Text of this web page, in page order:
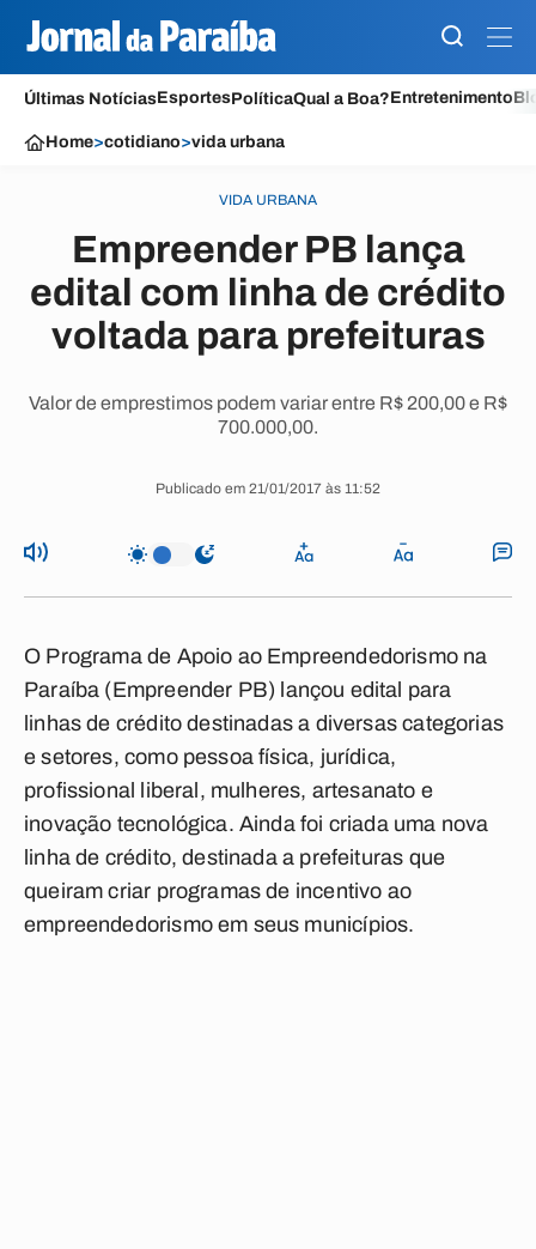
Últimas NotíciasEsportesPolíticaQual a Boa?Entretenimento
Home>cotidiano>vida urbana
VIDA URBANA
Empreender PB lança
edital com linha de crédito
voltada para prefeituras
Valor de emprestimos podem variar entre R$ 200,00 e R$
700.000,00.
Publicado em 21/01/2017 às 11:52
O Programa de Apoio ao Empreendedorismo na
Paraíba (Empreender PB) lançou edital para
linhas de crédito destinadas a diversas categorias
e setores, como pessoa física, jurídica,
profissional liberal, mulheres, artesanato e
inovação tecnológica. Ainda foi criada uma nova
linha de crédito, destinada a prefeituras que
queiram criar programas de incentivo ao
empreendedorismo em seus municípios.